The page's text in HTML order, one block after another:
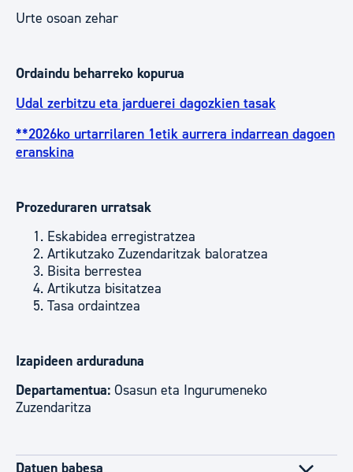
Urte osoan zehar
Ordaindu beharreko kopurua
Udal zerbitzu eta jarduerei dagozkien tasak
**2026ko urtarrilaren 1etik aurrera indarrean dagoen
eranskina
Prozeduraren urratsak
Eskabidea erregistratzea
Artikutzako Zuzendaritzak baloratzea
Bisita berrestea
Artikutza bisitatzea
Tasa ordaintzea
Izapideen arduraduna
Departamentua: Osasun eta Ingurumeneko
Zuzendaritza
Datuen babesa